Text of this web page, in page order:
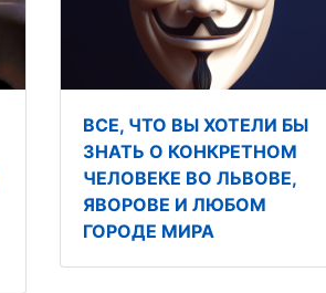
ВСЕ, ЧТО ВЫ ХОТЕЛИ БЫ
ЗНАТЬ О КОНКРЕТНОМ
ЧЕЛОВЕКЕ ВО ЛЬВОВЕ,
ЯВОРОВЕ И ЛЮБОМ
ГОРОДЕ МИРА